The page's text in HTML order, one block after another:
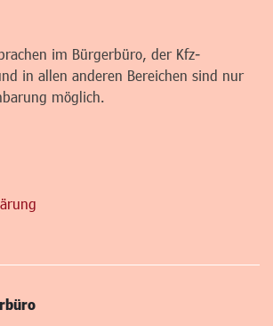
im Bürgerbüro, der Kfz-
in allen anderen Bereichen sind nur
möglich.